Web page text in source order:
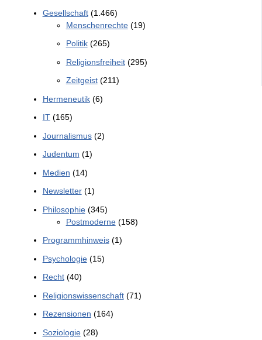
Gesellschaft(1.466)
Menschenrechte(19)
Politik(265)
Religionsfreiheit(295)
Zeitgeist(211)
Hermeneutik(6)
IT(165)
Journalismus(2)
Judentum (1)
Medien (14)
Newsletter(1)
Philosophie(345)
Postmoderne(158)
Programmhinweis(1)
Psychologie(15)
Recht(40)
Religionswissenschaft(71)
Rezensionen (164)
Soziologie(28)